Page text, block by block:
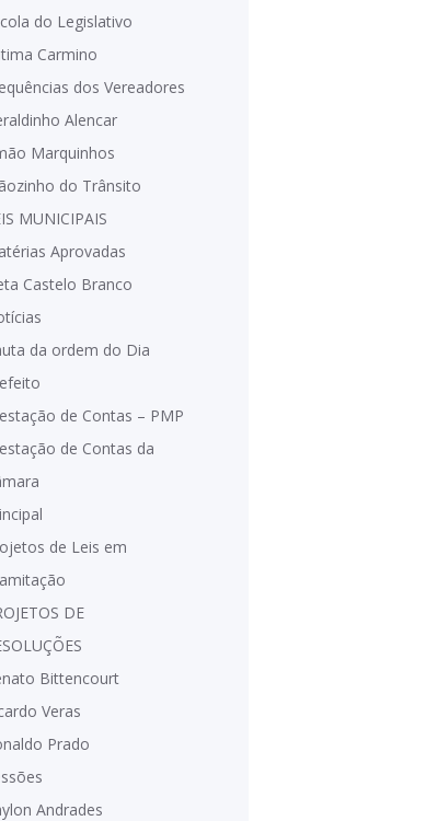
do Legislativo
Carmino
dos Vereadores
Alencar
Marquinhos
do Trânsito
MUNICIPAIS
Aprovadas
Castelo Branco
da ordem do Dia
de Contas – PMP
de Contas da
de Leis em
DE
Bittencourt
Veras
Prado
Andrades